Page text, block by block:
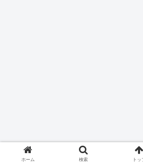
ホーム 検索 トッ